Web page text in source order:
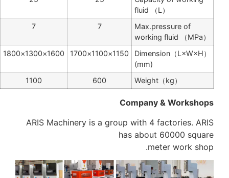
7
7
7
1800×1500×1900
2100×1700×2000
2400×1900×2000
1600
2200
2800